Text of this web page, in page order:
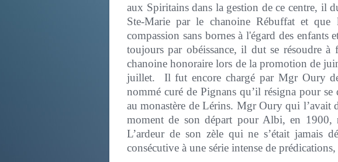
aux Spiritains dans la gestion de ce centre, il
Ste-Marie par le chanoine Rébuffat et que
compassion sans bornes à l'égard des
toujours par obéissance, il dut se résoudre à
chanoine honoraire lors de la promotion de
juillet. Il fut encore chargé par Mgr Oury
nommé curé de Pignans qu’il résigna pour
au monastère de Lérins. Mgr Oury qui l’avait
moment de son départ pour Albi, en 1900,
L’ardeur de son zèle qui ne s’était jamais
consécutive à une série intense de